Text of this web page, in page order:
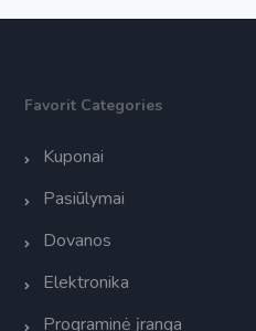
Favorit Categories
Kuponai
Pasiūlymai
Dovanos
Elektronika
Programinė įranga